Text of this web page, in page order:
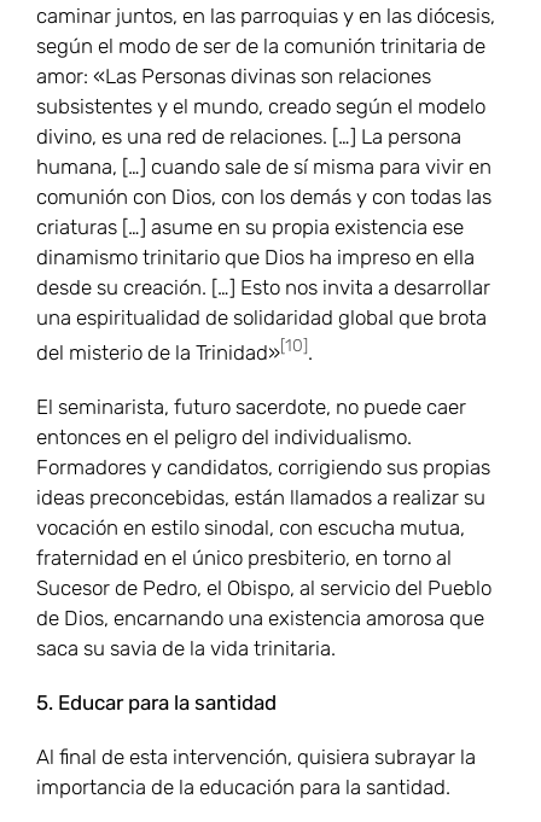
caminar juntos, en las parroquias y en las diócesis,
según el modo de ser de la comunión trinitaria de
amor: «Las Personas divinas son relaciones
subsistentes y el mundo, creado según el modelo
divino, es una red de relaciones. […] La persona
humana, […] cuando sale de sí misma para vivir en
comunión con Dios, con los demás y con todas las
criaturas […] asume en su propia existencia ese
dinamismo trinitario que Dios ha impreso en ella
desde su creación. […] Esto nos invita a desarrollar
una espiritualidad de solidaridad global que brota
del misterio de la Trinidad»[10].
El seminarista, futuro sacerdote, no puede caer
entonces en el peligro del individualismo.
Formadores y candidatos, corrigiendo sus propias
ideas preconcebidas, están llamados a realizar su
vocación en estilo sinodal, con escucha mutua,
fraternidad en el único presbiterio, en torno al
Sucesor de Pedro, el Obispo, al servicio del Pueblo
de Dios, encarnando una existencia amorosa que
saca su savia de la vida trinitaria.
5. Educar para la santidad
Al final de esta intervención, quisiera subrayar la
importancia de la educación para la santidad.